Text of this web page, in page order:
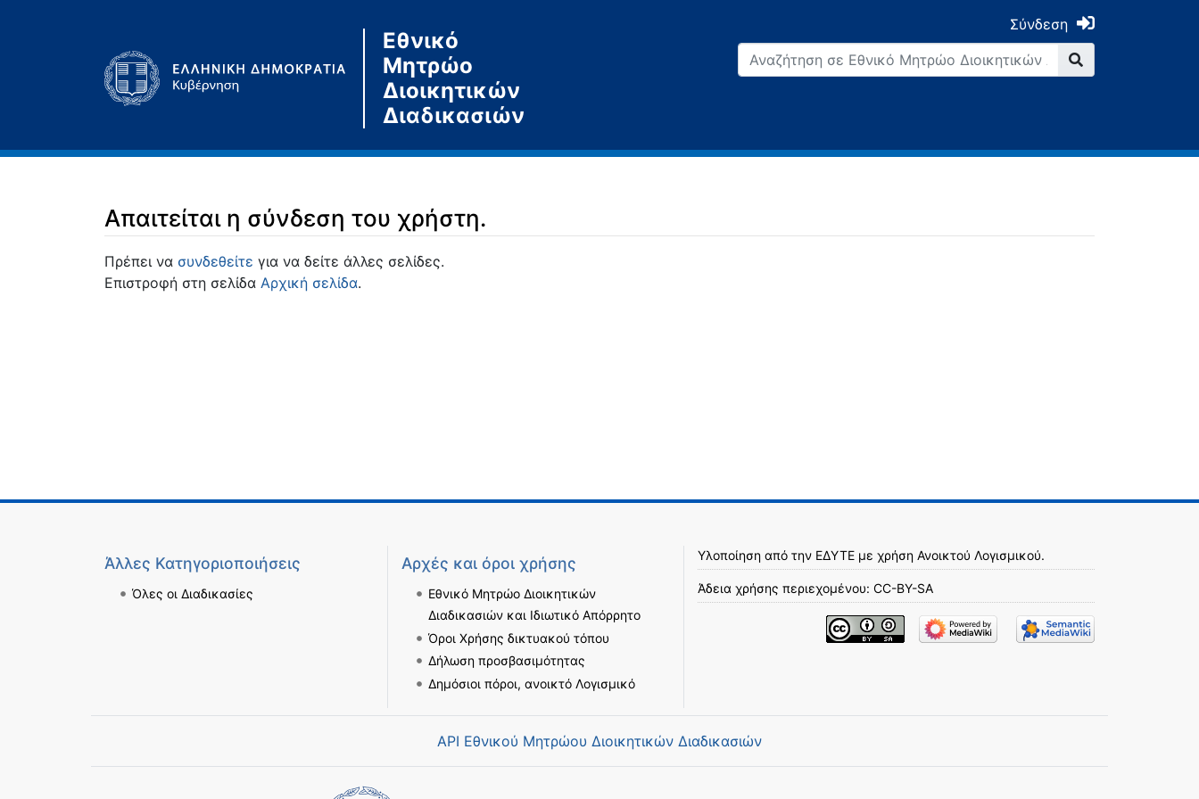
Εθνικό
Μητρώο
Διοικητικών
Διαδικασιών
Σύνδεση
Απαιτείται η σύνδεση του χρήστη.
Μετάβαση σε:πλοήγηση,αναζήτηση
Πρέπει να συνδεθείτε για να δείτε άλλες σελίδες.
Επιστροφή στη σελίδα Αρχική σελίδα.
Άλλες Κατηγοριοποιήσεις
Όλες οι Διαδικασίες
Αρχές και όροι χρήσης
Εθνικό Μητρώο Διοικητικών
Διαδικασιών και Ιδιωτικό Απόρρητο
Όροι Χρήσης δικτυακού τόπου
Δήλωση προσβασιμότητας
Δημόσιοι πόροι, ανοικτό Λογισμικό
Υλοποίηση από την ΕΔΥΤΕ με χρήση Ανοικτού Λογισμικού.
Άδεια χρήσης περιεχομένου: CC-BY-SA
API Εθνικού Μητρώου Διοικητικών Διαδικασιών